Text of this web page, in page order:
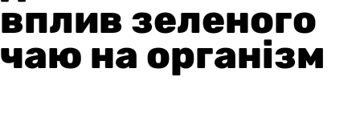
вплив зеленого
чаю на організм